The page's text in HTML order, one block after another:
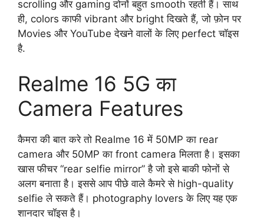
scrolling और gaming दोनों बहुत smooth रहती हैं। साथ
ही, colors काफी vibrant और bright दिखते हैं, जो फ़ोन पर
Movies और YouTube देखने वालों के लिए perfect चॉइस
है.
Realme 16 5G का
Camera Features
कैमरा की बात करे तो Realme 16 में 50MP का rear
camera और 50MP का front camera मिलता है। इसका
खास फीचर “rear selfie mirror” है जो इसे बाकी फोनों से
अलग बनाता है। इससे आप पीछे वाले कैमरे से high-quality
selfie ले सकते हैं। photography lovers के लिए यह एक
शानदार चॉइस है।